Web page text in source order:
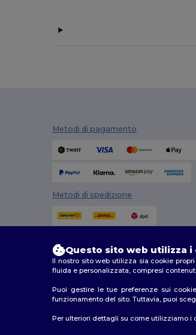
Tombo
Tombo Teamsport
Towel city
Velilla
Metodi di pagamento
Metodi di spedizione
2026. Tutti i diritti
Questo sito web utilizza i
Il nostro sito web utilizza sia cookie
fluida e personalizzata, compresi
Puoi gestire le tue preferenze sui
funzionamento del sito. Tuttavia, puoi
Per ulteriori dettagli su come utilizziamo i